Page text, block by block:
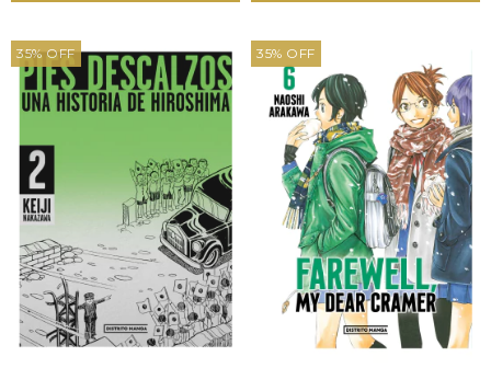
35%OFF 35% OFF